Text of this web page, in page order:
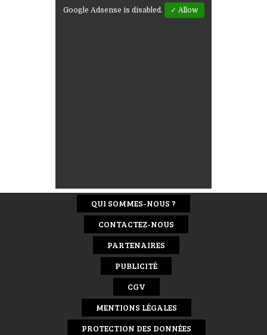
Google Adsense is disabled. ✓ Allow
QUI SOMMES-NOUS ?
CONTACTEZ-NOUS
PARTENAIRES
PUBLICITÉ
CGV
MENTIONS LÉGALES
PROTECTION DES DONNÉES